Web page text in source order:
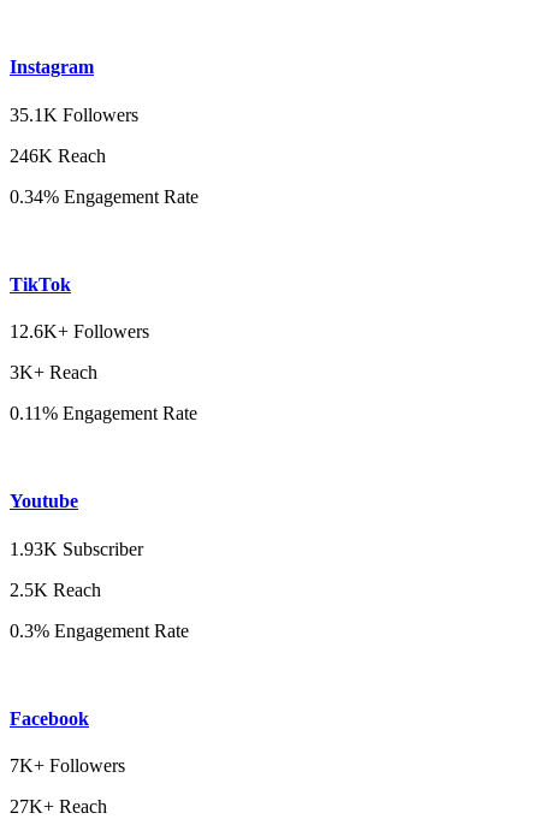
Instagram
35.1K Followers
246K Reach
0.34% Engagement Rate
TikTok
12.6K+ Followers
3K+ Reach
0.11% Engagement Rate
Youtube
1.93K Subscriber
2.5K Reach
0.3% Engagement Rate
Facebook
7K+ Followers
27K+ Reach